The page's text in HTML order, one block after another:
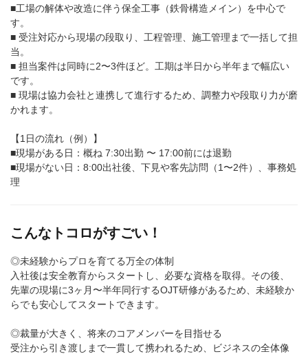
■工場の解体や改造に伴う保全工事（鉄骨構造メイン）を中心で
す。
■ 受注対応から現場の段取り、工程管理、施工管理まで一括して担
当。
■ 担当案件は同時に2〜3件ほど。工期は半日から半年まで幅広い
です。
■ 現場は協力会社と連携して進行するため、調整力や段取り力が磨
かれます。
【1日の流れ（例）】
■現場がある日：概ね 7:30出勤 〜 17:00前には退勤
■現場がない日：8:00出社後、下見や客先訪問（1〜2件）、事務処
理
こんなトコロがすごい！
◎未経験からプロを育てる万全の体制
入社後は安全教育からスタートし、必要な資格を取得。その後、
先輩の現場に3ヶ月〜半年同行するOJT研修があるため、未経験か
らでも安心してスタートできます。
◎裁量が大きく、将来のコアメンバーを目指せる
受注から引き渡しまで一貫して携われるため、ビジネスの全体像